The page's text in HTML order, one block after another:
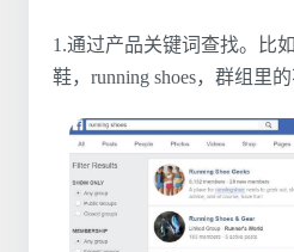
1.通过产品关键词查找。比
鞋，running shoes，群组里